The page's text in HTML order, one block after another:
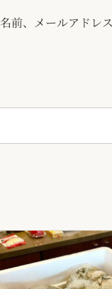
、メールアドレ